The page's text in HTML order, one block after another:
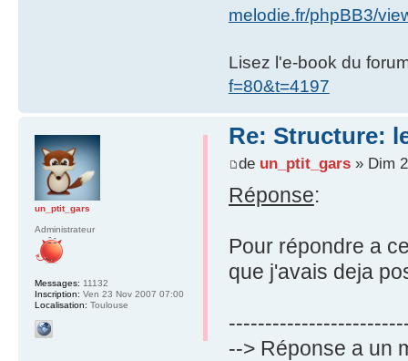
melodie.fr/phpBB3/
Lisez l'e-book du
f=80&t=4197
Re: Structure:
de un_ptit_gars» Dim
Réponse:
Pour répondre a
que j'avais deja
--> Réponse a un
un_ptit_gars
Administrateur
Messages: 11132
Inscription: Ven 23 Nov 2007 07:00
Localisation: Toulouse